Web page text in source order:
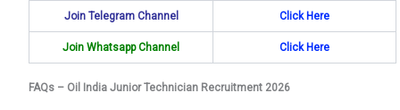
Join Telegram Channel Click Here
Join Whatsapp Channel Click Here
FAQs – Oil India Junior Technician Recruitment 2026